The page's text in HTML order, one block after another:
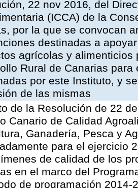
22 nov 2016, del
(ICCA) de la
por la que se convocan
destinadas a
agrícolas y
Rural de Canarias
por este Instituto, y
de las mismas
de la Resolución de 22
Canario de Calidad
Ganadería, Pesca y
para el ejercicio
de calidad de los
en el marco del
de programación